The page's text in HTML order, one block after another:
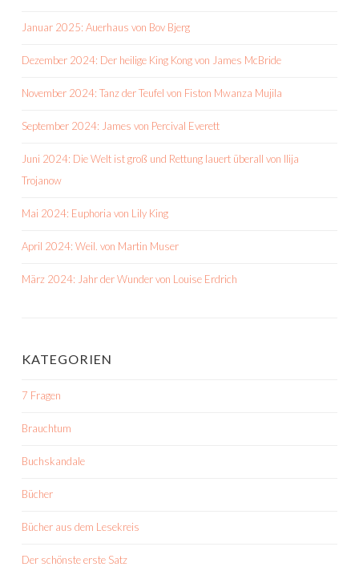
Januar 2025: Auerhaus von Bov Bjerg
Dezember 2024: Der heilige King Kong von James McBride
November 2024: Tanz der Teufel von Fiston Mwanza Mujila
September 2024: James von Percival Everett
Juni 2024: Die Welt ist groß und Rettung lauert überall von Ilija
Trojanow
Mai 2024: Euphoria von Lily King
April 2024: Weil. von Martin Muser
März 2024: Jahr der Wunder von Louise Erdrich
KATEGORIEN
7 Fragen
Brauchtum
Buchskandale
Bücher
Bücher aus dem Lesekreis
Der schönste erste Satz